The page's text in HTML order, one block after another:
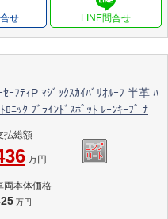
せ
ｰﾌﾃｨP ﾏｼﾞｯｸｽｶｲﾊﾞﾘｵﾙｰﾌ 半革 ﾊ
ﾆｯｸ ﾌﾞﾗｲﾝﾄﾞｽﾎﾟｯﾄ ﾚｰﾝｷｰﾌﾟ ﾅﾋﾞ
払総額
万円
両本体価格
万円